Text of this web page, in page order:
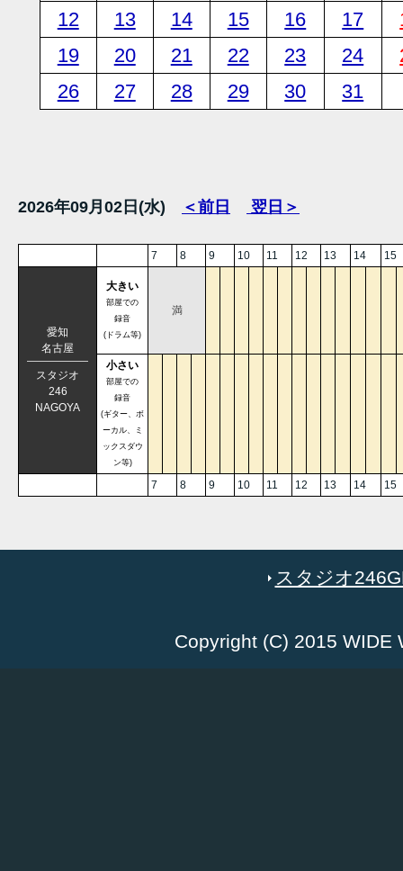
12
13 14 15 16 17
19
20 21 22 23 24
26
27 28 29 30 31
2026年09月02日(水) ＜前日 翌日＞
7 8 9 10 11 12 13 14 15
愛知
名古屋
スタジオ
246
NAGOYA
大きい
部屋での
録音
(ドラム等)
満
小さい
部屋での
録音
(ギター、ボ
ーカル、ミ
ックスダウ
ン等)
7 8 9 10 11 12 13 14 15
スタジオ
Copyright (C) 2015 WIDE